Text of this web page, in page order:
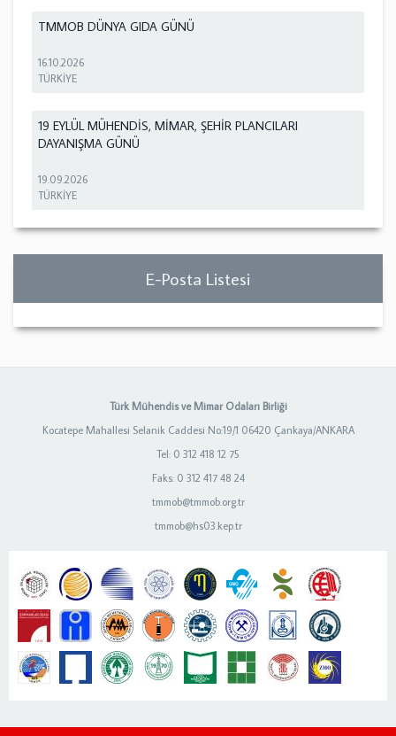
TMMOB DÜNYA GIDA GÜNÜ
16.10.2026
TÜRKİYE
19 EYLÜL MÜHENDİS, MİMAR, ŞEHİR PLANCILARI
DAYANIŞMA GÜNÜ
19.09.2026
TÜRKİYE
E-Posta Listesi
Türk Mühendis ve Mimar Odaları Birliği
Kocatepe Mahallesi Selanik Caddesi No:19/1 06420 Çankaya/ANKARA
Tel: 0 312 418 12 75
Faks: 0 312 417 48 24
tmmob@tmmob.org.tr
tmmob@hs03.kep.tr